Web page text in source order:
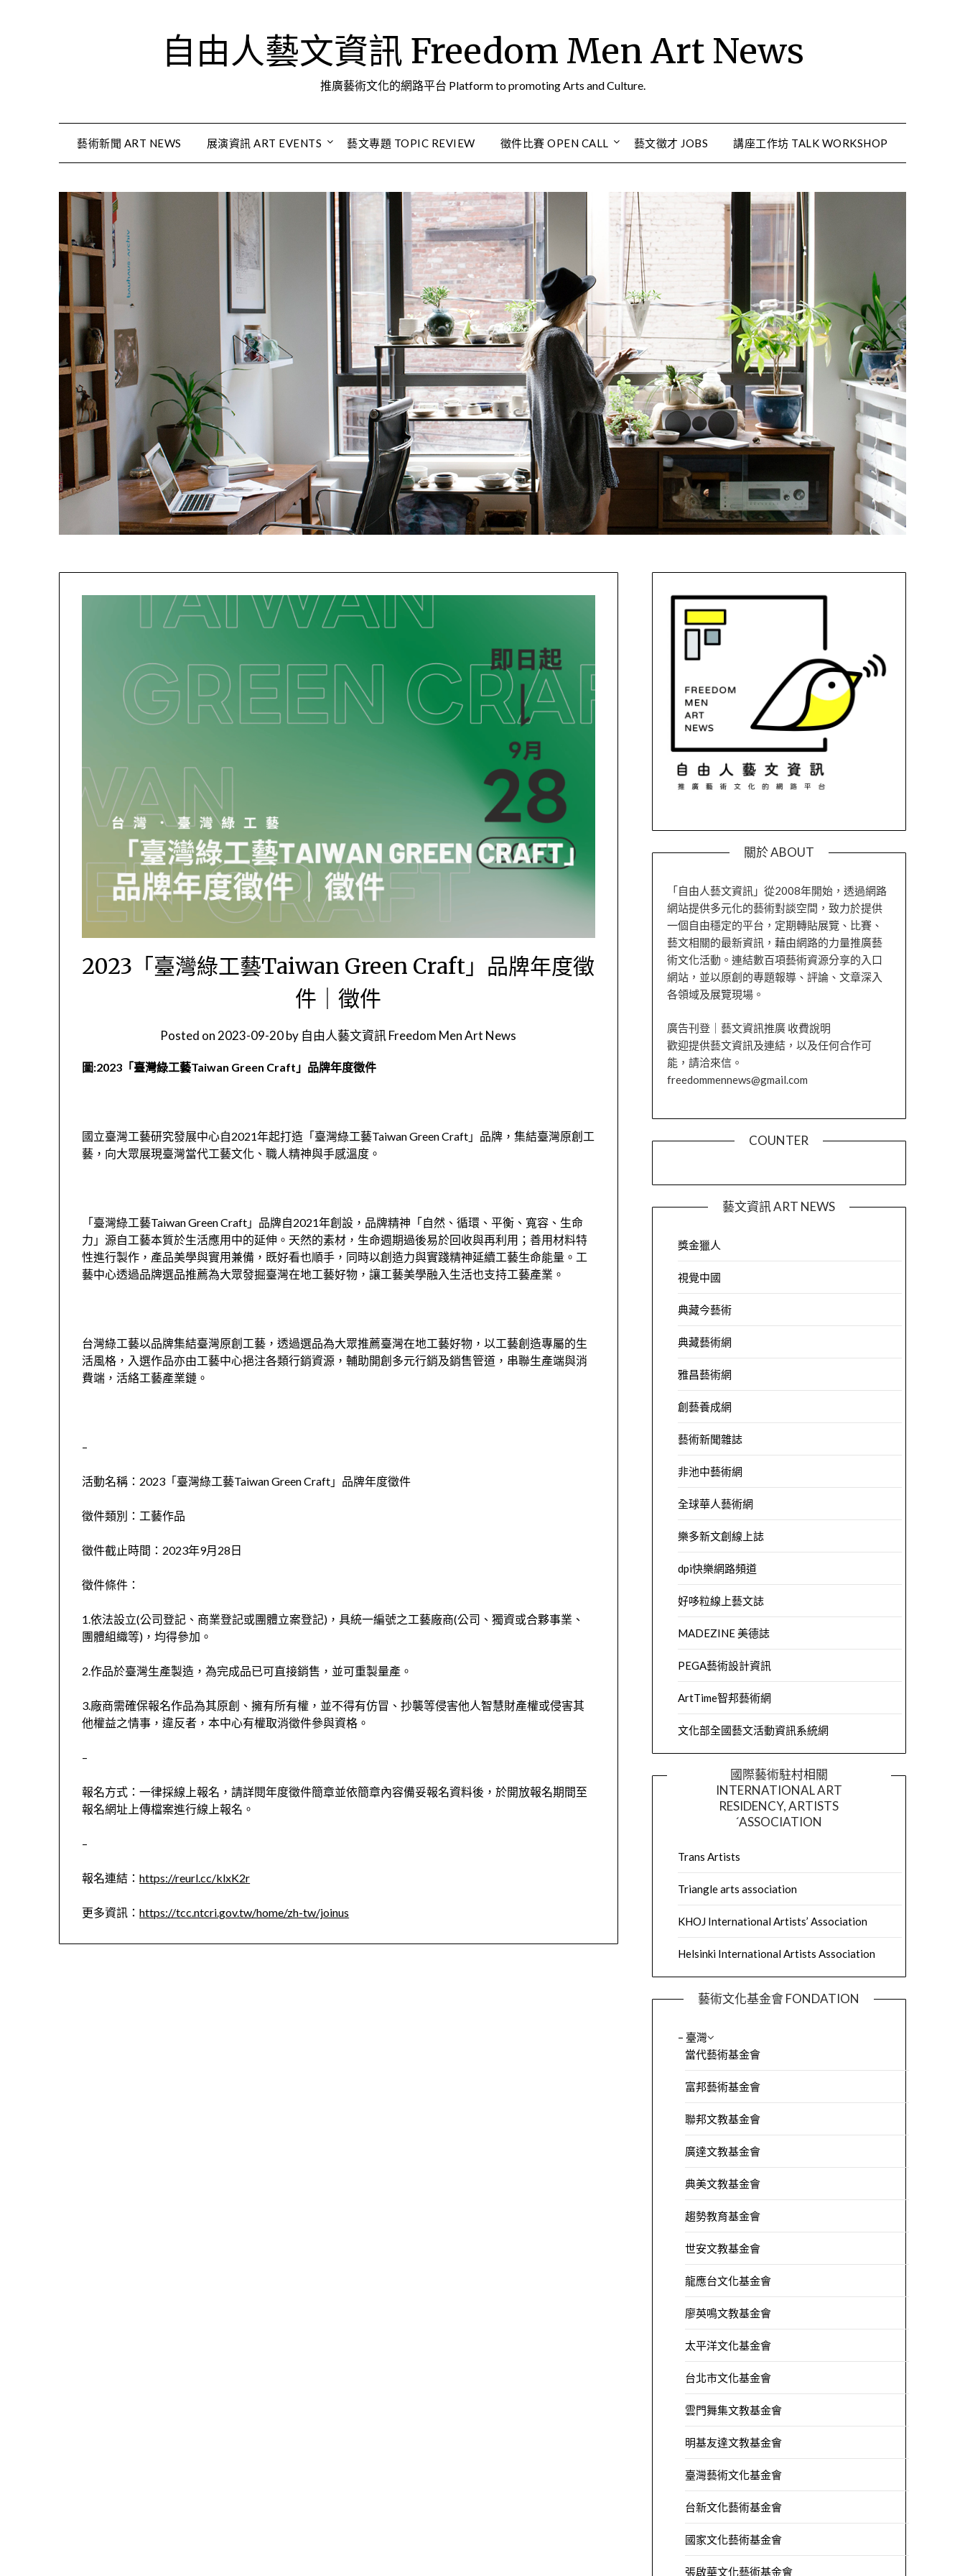
自由人藝文資訊 Freedom Men Art News
推廣藝術文化的網路平台 Platform to promoting Arts and Culture.
藝術新聞 ART NEWS 展演資訊 ART EVENTS 藝文專題 TOPIC REVIEW 徵件比賽 OPEN CALL 藝文徵才 JOBS 講座工作坊 TALK WORKSHOP
2023「臺灣綠工藝Taiwan Green Craft」品牌年度徵
件｜徵件
Posted on 2023-09-20by 自由人藝文資訊 Freedom Men Art News
圖:2023「臺灣綠工藝Taiwan Green Craft」品牌年度徵件
國立臺灣工藝研究發展中心自2021年起打造「臺灣綠工藝Taiwan Green Craft」品牌，集結臺灣原創工
藝，向大眾展現臺灣當代工藝文化、職人精神與手感溫度。
「臺灣綠工藝Taiwan Green Craft」品牌自2021年創設，品牌精神「自然、循環、平衡、寬容、生命
力」源自工藝本質於生活應用中的延伸。天然的素材，生命週期過後易於回收與再利用；善用材料特
性進行製作，產品美學與實用兼備，既好看也順手，同時以創造力與實踐精神延續工藝生命能量。工
藝中心透過品牌選品推薦為大眾發掘臺灣在地工藝好物，讓工藝美學融入生活也支持工藝產業。
台灣綠工藝以品牌集結臺灣原創工藝，透過選品為大眾推薦臺灣在地工藝好物，以工藝創造專屬的生
活風格，入選作品亦由工藝中心挹注各類行銷資源，輔助開創多元行銷及銷售管道，串聯生產端與消
費端，活絡工藝產業鏈。
–
活動名稱：2023「臺灣綠工藝Taiwan Green Craft」品牌年度徵件
徵件類別：工藝作品
徵件截止時間：2023年9月28日
徵件條件：
1.依法設立(公司登記、商業登記或團體立案登記)，具統一編號之工藝廠商(公司、獨資或合夥事業、
團體組織等)，均得參加。
2.作品於臺灣生產製造，為完成品已可直接銷售，並可重製量產。
3.廠商需確保報名作品為其原創、擁有所有權，並不得有仿冒、抄襲等侵害他人智慧財產權或侵害其
他權益之情事，違反者，本中心有權取消徵件參與資格。
–
報名方式：一律採線上報名，請詳閱年度徵件簡章並依簡章內容備妥報名資料後，於開放報名期間至
報名網址上傳檔案進行線上報名。
–
報名連結：https://reurl.cc/klxK2r
更多資訊：https://tcc.ntcri.gov.tw/home/zh-tw/joinus
關於 ABOUT
「自由人藝文資訊」從2008年開始，透過網路
網站提供多元化的藝術對談空間，致力於提供
一個自由穩定的平台，定期轉貼展覽、比賽、
藝文相關的最新資訊，藉由網路的力量推廣藝
術文化活動。連結數百項藝術資源分享的入口
網站，並以原創的專題報導、評論、文章深入
各領域及展覽現場。
廣告刊登｜藝文資訊推廣 收費說明
歡迎提供藝文資訊及連結，以及任何合作可
能，請洽來信。
freedommennews@gmail.com
COUNTER
藝文資訊 ART NEWS
獎金獵人
視覺中國
典藏今藝術
典藏藝術網
雅昌藝術網
創藝養成網
藝術新聞雜誌
非池中藝術網
全球華人藝術網
樂多新文創線上誌
dpi快樂網路頻道
好哆粒線上藝文誌
MADEZINE 美德誌
PEGA藝術設計資訊
ArtTime智邦藝術網
文化部全國藝文活動資訊系統網
國際藝術駐村相關
INTERNATIONAL ART
RESIDENCY, ARTISTS
´ASSOCIATION
Trans Artists
Triangle arts association
KHOJ International Artists’ Association
Helsinki International Artists Association
藝術文化基金會 FONDATION
– 臺灣
當代藝術基金會
富邦藝術基金會
聯邦文教基金會
廣達文教基金會
典美文教基金會
趨勢教育基金會
世安文教基金會
龍應台文化基金會
廖英鳴文教基金會
太平洋文化基金會
台北市文化基金會
雲門舞集文教基金會
明基友達文教基金會
臺灣藝術文化基金會
台新文化藝術基金會
國家文化藝術基金會
張啟華文化藝術基金會